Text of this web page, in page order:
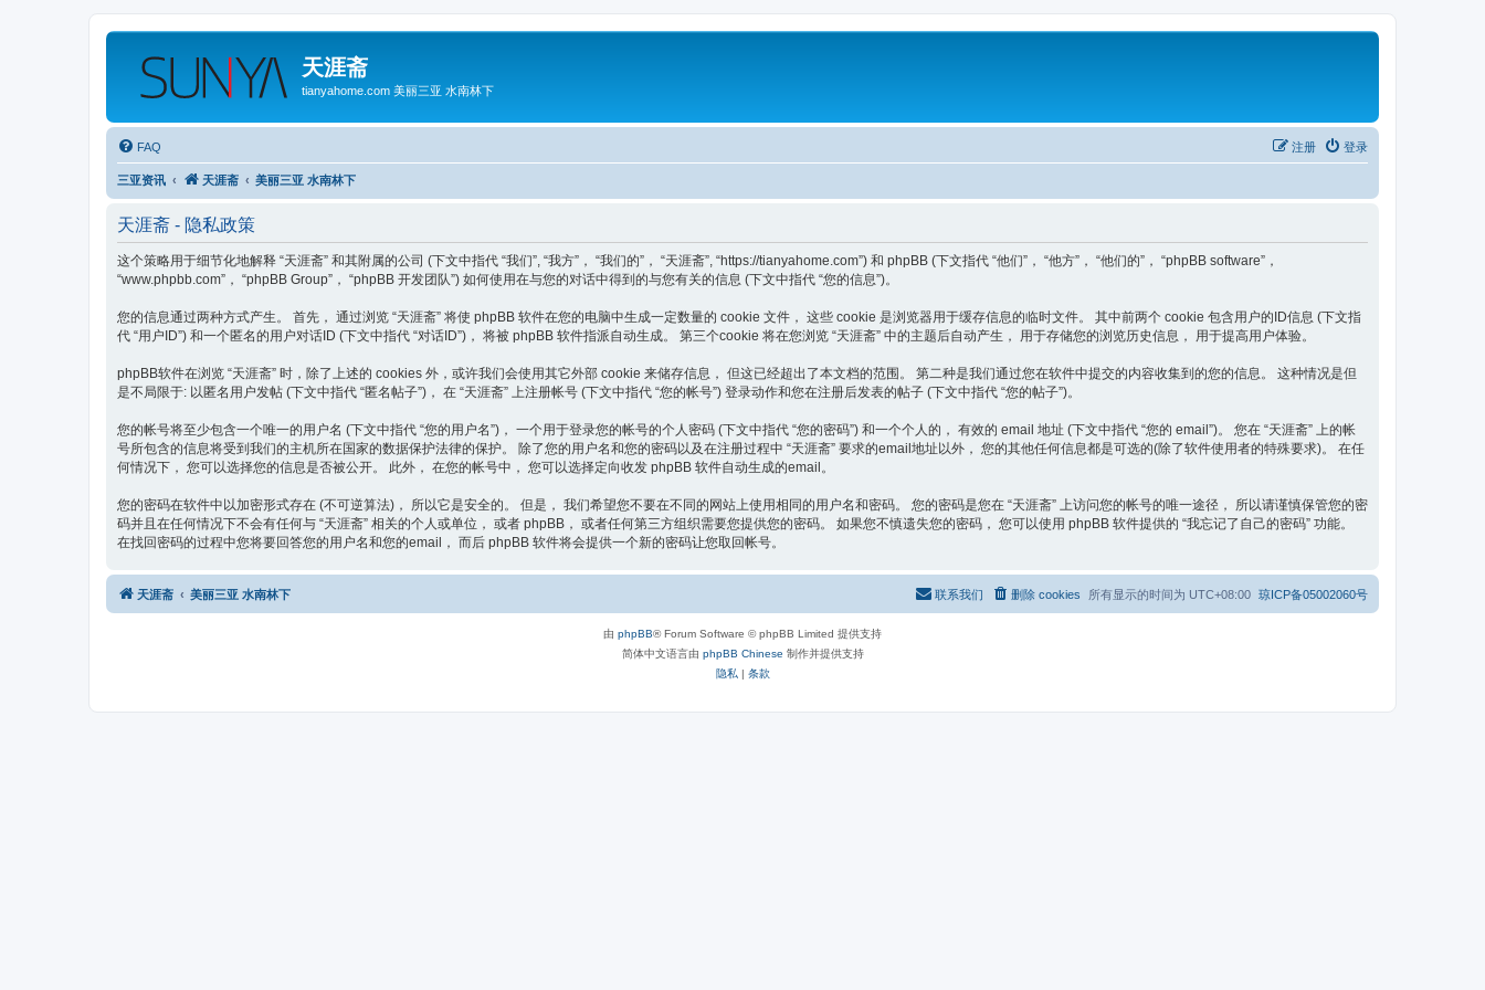
天涯斋
tianyahome.com 美丽三亚 水南林下
FAQ 登录
注册
三亚资讯 天涯斋 美丽三亚 水南林下
天涯斋 - 隐私政策
这个策略用于细节化地解释 “天涯斋” 和其附属的公司 (下文中指代 “我们”, “我方”， “我们的”， “天涯斋”, “https://tianyahome.com”) 和 phpBB (下文指代 “他们”， “他方”， “他们的”， “phpBB software”，
“www.phpbb.com”， “phpBB Group”， “phpBB 开发团队”) 如何使用在与您的对话中得到的与您有关的信息 (下文中指代 “您的信息”)。
您的信息通过两种方式产生。 首先， 通过浏览 “天涯斋” 将使 phpBB 软件在您的电脑中生成一定数量的 cookie 文件， 这些 cookie 是浏览器用于缓存信息的临时文件。 其中前两个 cookie 包含用户的ID信息 (下文指
代 “用户ID”) 和一个匿名的用户对话ID (下文中指代 “对话ID”)， 将被 phpBB 软件指派自动生成。 第三个cookie 将在您浏览 “天涯斋” 中的主题后自动产生， 用于存储您的浏览历史信息， 用于提高用户体验。
phpBB软件在浏览 “天涯斋” 时，除了上述的 cookies 外，或许我们会使用其它外部 cookie 来储存信息， 但这已经超出了本文档的范围。 第二种是我们通过您在软件中提交的内容收集到的您的信息。 这种情况是但
是不局限于: 以匿名用户发帖 (下文中指代 “匿名帖子”)， 在 “天涯斋” 上注册帐号 (下文中指代 “您的帐号”) 登录动作和您在注册后发表的帖子 (下文中指代 “您的帖子”)。
您的帐号将至少包含一个唯一的用户名 (下文中指代 “您的用户名”)， 一个用于登录您的帐号的个人密码 (下文中指代 “您的密码”) 和一个个人的， 有效的 email 地址 (下文中指代 “您的 email”)。 您在 “天涯斋” 上的帐
号所包含的信息将受到我们的主机所在国家的数据保护法律的保护。 除了您的用户名和您的密码以及在注册过程中 “天涯斋” 要求的email地址以外， 您的其他任何信息都是可选的(除了软件使用者的特殊要求)。 在任
何情况下， 您可以选择您的信息是否被公开。 此外， 在您的帐号中， 您可以选择定向收发 phpBB 软件自动生成的email。
您的密码在软件中以加密形式存在 (不可逆算法)， 所以它是安全的。 但是， 我们希望您不要在不同的网站上使用相同的用户名和密码。 您的密码是您在 “天涯斋” 上访问您的帐号的唯一途径， 所以请谨慎保管您的密
码并且在任何情况下不会有任何与 “天涯斋” 相关的个人或单位， 或者 phpBB， 或者任何第三方组织需要您提供您的密码。 如果您不慎遗失您的密码， 您可以使用 phpBB 软件提供的 “我忘记了自己的密码” 功能。
在找回密码的过程中您将要回答您的用户名和您的email， 而后 phpBB 软件将会提供一个新的密码让您取回帐号。
天涯斋 美丽三亚 水南林下 琼ICP备05002060号
所有显示的时间为 UTC+08:00
删除 cookies
联系我们
由 phpBB® Forum Software © phpBB Limited 提供支持
简体中文语言由 phpBB Chinese 制作并提供支持
隐私 | 条款